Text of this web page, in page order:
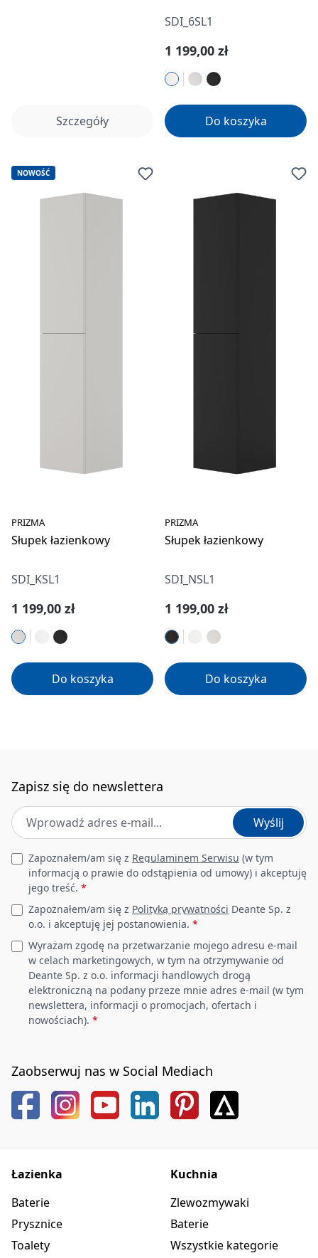
Szczegóły
SDI_6SL1
Cena regularna:
1 199,00 zł
Do koszyka
NOWOŚĆ
PRIZMA
Słupek łazienkowy
SDI_KSL1
Cena regularna:
1 199,00 zł
Do koszyka
PRIZMA
Słupek łazienkowy
SDI_NSL1
Cena regularna:
1 199,00 zł
Do koszyka
Zapisz się do newslettera
Adres e-mail *
Wyślij
Leave this field empty
Zapoznałem/am się z Regulaminem Serwisu (w tym
informacją o prawie do odstąpienia od umowy) i akceptuję
jego treść. *
Zapoznałem/am się z Polityką prywatności Deante Sp. z
o.o. i akceptuję jej postanowienia. *
Wyrażam zgodę na przetwarzanie mojego adresu e-mail
w celach marketingowych, w tym na otrzymywanie od
Deante Sp. z o.o. informacji handlowych drogą
elektroniczną na podany przeze mnie adres e-mail (w tym
newslettera, informacji o promocjach, ofertach i
nowościach). *
Zaobserwuj nas w Social Mediach
Łazienka
Baterie
Prysznice
Toalety
Kuchnia
Zlewozmywaki
Baterie
Wszystkie kategorie